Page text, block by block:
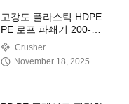
고강도 플라스틱 HDPE
PE 로프 파쇄기 200-
500kg/h
Crusher
November 18, 2025